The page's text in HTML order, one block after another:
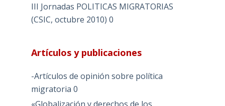
III Jornadas POLITICAS MIGRATORIAS
(CSIC, octubre 2010) 0
Artículos y publicaciones
-Artículos de opinión sobre política
migratoria 0